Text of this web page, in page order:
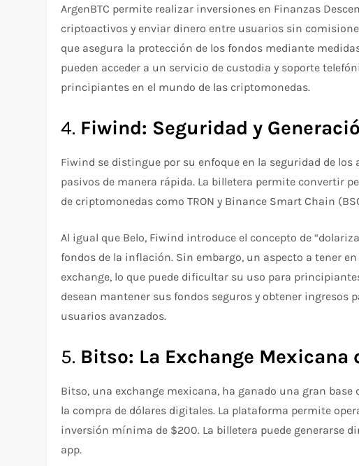
ArgenBTC permite realizar inversiones en Finanzas
criptoactivos y enviar dinero entre usuarios sin
que asegura la protección de los fondos mediante
pueden acceder a un servicio de custodia y soporte
principiantes en el mundo de las criptomonedas.
4. Fiwind: Seguridad y
Fiwind se distingue por su enfoque en la seguridad de
pasivos de manera rápida. La billetera permite convertir
de criptomonedas como TRON y Binance Smart Chain
Al igual que Belo, Fiwind introduce el concepto de
fondos de la inflación. Sin embargo, un aspecto a tener
exchange, lo que puede dificultar su uso para
desean mantener sus fondos seguros y obtener ingresos
usuarios avanzados.
5. Bitso: La Exchange
Bitso, una exchange mexicana, ha ganado una gran
la compra de dólares digitales. La plataforma permite
inversión mínima de $200. La billetera puede generarse
app.